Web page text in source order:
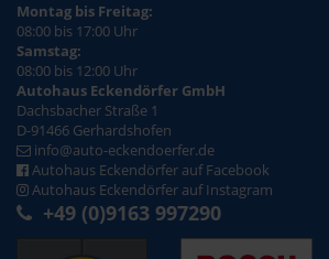
Montag bis Freitag:
08:00 bis 17:00 Uhr
Samstag:
08:00 bis 12:00 Uhr
Autohaus Eckendörfer GmbH
Dachsbacher Straße 1
D-91466 Gerhardshofen
info@auto-eckendoerfer.de
Autohaus Eckendörfer auf Facebook
Autohaus Eckendörfer auf Instagram
+49 (0)9163 997290